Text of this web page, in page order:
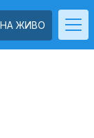
НА ЖИВО